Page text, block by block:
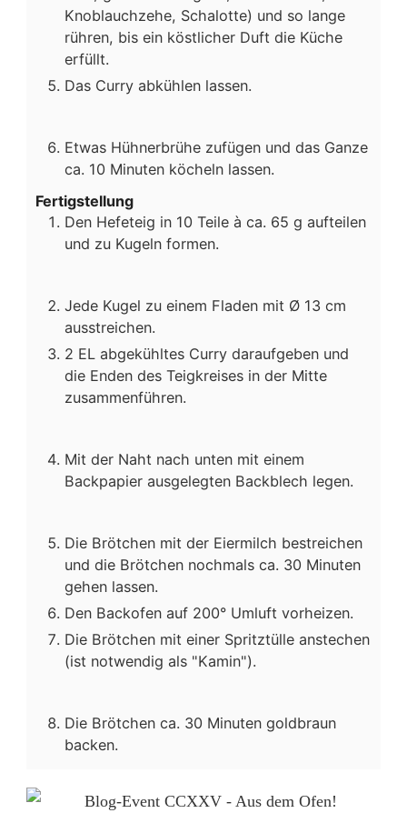
Knoblauchzehe, Schalotte) und so lange
rühren, bis ein köstlicher Duft die Küche
erfüllt.
Das Curry abkühlen lassen.
Etwas Hühnerbrühe zufügen und das Ganze
ca. 10 Minuten köcheln lassen.
Fertigstellung
Den Hefeteig in 10 Teile à ca. 65 g aufteilen
und zu Kugeln formen.
Jede Kugel zu einem Fladen mit Ø 13 cm
ausstreichen.
2 EL abgekühltes Curry daraufgeben und
die Enden des Teigkreises in der Mitte
zusammenführen.
Mit der Naht nach unten mit einem
Backpapier ausgelegten Backblech legen.
Die Brötchen mit der Eiermilch bestreichen
und die Brötchen nochmals ca. 30 Minuten
gehen lassen.
Den Backofen auf 200° Umluft vorheizen.
Die Brötchen mit einer Spritztülle anstechen
(ist notwendig als "Kamin").
Die Brötchen ca. 30 Minuten goldbraun
backen.